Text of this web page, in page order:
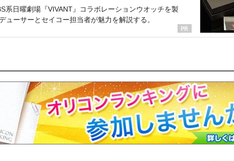
系日曜劇場『VIVANT』コラボレーションウオッチを製
ューサーとセイコー担当者が魅力を解説する。